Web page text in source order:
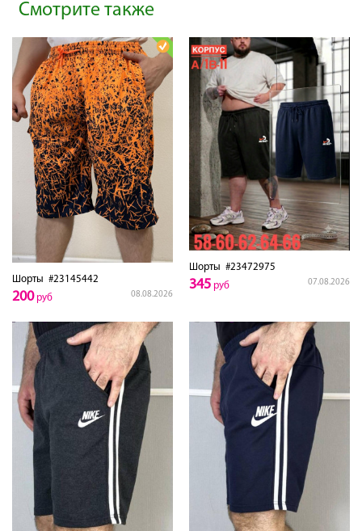
Смотрите также
Шорты #23145442
08.08.2026
200руб
Шорты #23472975
07.08.2026
345 руб